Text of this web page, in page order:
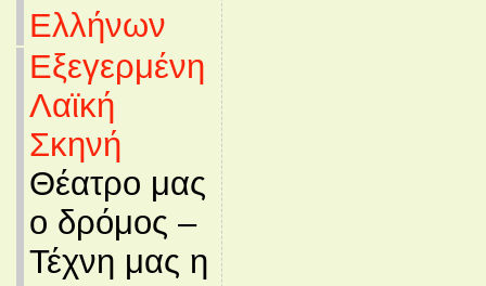
Ελλήνων
Εξεγερμένη
Λαϊκή
Σκηνή
Θέατρο μας
ο δρόμος –
Τέχνη μας η